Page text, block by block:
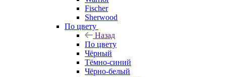
Fischer
Sherwood
По цвету
Назад
По цвету
Чёрный
Тёмно-синий
Чёрно-белый